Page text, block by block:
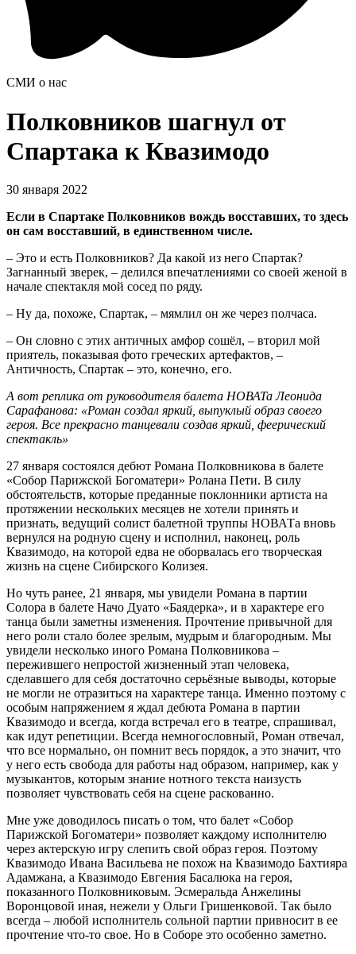
СМИ о нас
Полковников шагнул от
Спартака к Квазимодо
30 января 2022
Если в Спартаке Полковников вождь восставших, то здесь
он сам восставший, в единственном числе.
– Это и есть Полковников? Да какой из него Спартак?
Загнанный зверек, – делился впечатлениями со своей женой в
начале спектакля мой сосед по ряду.
– Ну да, похоже, Спартак, – мямлил он же через полчаса.
– Он словно с этих античных амфор сошёл, – вторил мой
приятель, показывая фото греческих артефактов, –
Античность, Спартак – это, конечно, его.
А вот реплика от руководителя балета НОВАТа Леонида
Сарафанова: «Роман создал яркий, выпуклый образ своего
героя. Все прекрасно танцевали создав яркий, феерический
спектакль»
27 января состоялся дебют Романа Полковникова в балете
«Собор Парижской Богоматери» Ролана Пети. В силу
обстоятельств, которые преданные поклонники артиста на
протяжении нескольких месяцев не хотели принять и
признать, ведущий солист балетной труппы НОВАТа вновь
вернулся на родную сцену и исполнил, наконец, роль
Квазимодо, на которой едва не оборвалась его творческая
жизнь на сцене Сибирского Колизея.
Но чуть ранее, 21 января, мы увидели Романа в партии
Солора в балете Начо Дуато «Баядерка», и в характере его
танца были заметны изменения. Прочтение привычной для
него роли стало более зрелым, мудрым и благородным. Мы
увидели несколько иного Романа Полковникова –
пережившего непростой жизненный этап человека,
сделавшего для себя достаточно серьёзные выводы, которые
не могли не отразиться на характере танца. Именно поэтому с
особым напряжением я ждал дебюта Романа в партии
Квазимодо и всегда, когда встречал его в театре, спрашивал,
как идут репетиции. Всегда немногословный, Роман отвечал,
что все нормально, он помнит весь порядок, а это значит, что
у него есть свобода для работы над образом, например, как у
музыкантов, которым знание нотного текста наизусть
позволяет чувствовать себя на сцене раскованно.
Мне уже доводилось писать о том, что балет «Собор
Парижской Богоматери» позволяет каждому исполнителю
через актерскую игру слепить свой образ героя. Поэтому
Квазимодо Ивана Васильева не похож на Квазимодо Бахтияра
Адамжана, а Квазимодо Евгения Басалюка на героя,
показанного Полковниковым. Эсмеральда Анжелины
Воронцовой иная, нежели у Ольги Гришенковой. Так было
всегда – любой исполнитель сольной партии привносит в ее
прочтение что-то свое. Но в Соборе это особенно заметно.